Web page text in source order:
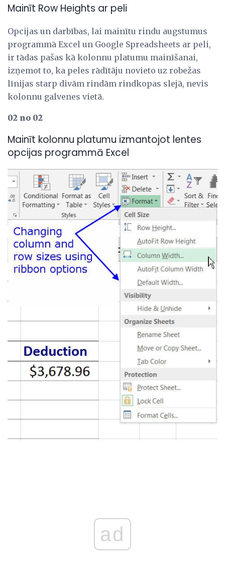
Mainīt Row Heights ar peli
Opcijas un darbības, lai mainītu rindu augstumus
programmā Excel un Google Spreadsheets ar peli,
ir tādas pašas kā kolonnu platumu mainīšanai,
izņemot to, ka peles rādītāju novieto uz robežas
līnijas starp divām rindām rindkopas slejā, nevis
kolonnu galvenes vietā.
02 no 02
Mainīt kolonnu platumu izmantojot lentes
opcijas programmā Excel
ad